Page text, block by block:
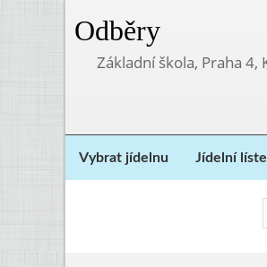
Odběry
Základní škola, Praha 4,
Vybrat jídelnu Jídelní